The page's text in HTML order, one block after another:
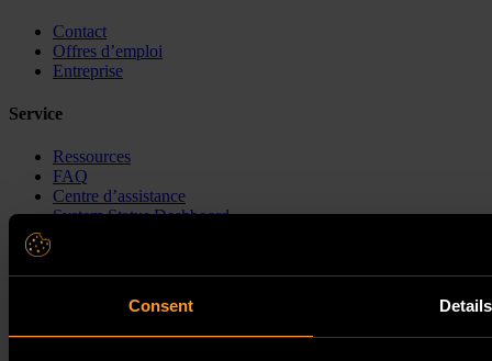
Consent Details
Contact
Offres d’emploi
Entreprise
Service
Ressources
FAQ
Centre d’assistance
System Status Dashboard
Code de conduite des employés